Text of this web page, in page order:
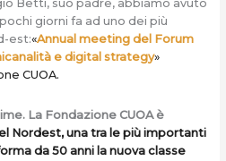
Betti, suo padre, abbiamo avuto
giorni fa ad uno dei più
est:«Annual meeting del Forum
e digital strategy»
CUOA.
La Fondazione CUOA è
Nordest, una tra le più importanti
da 50 anni la nuova classe